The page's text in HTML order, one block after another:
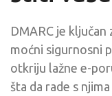
DMARC je
moćni sigurnosni
otkriju lažne e-
šta da rade s